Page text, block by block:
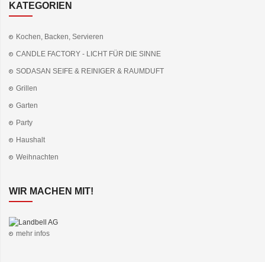
KATEGORIEN
Kochen, Backen, Servieren
CANDLE FACTORY - LICHT FÜR DIE SINNE
SODASAN SEIFE & REINIGER & RAUMDUFT
Grillen
Garten
Party
Haushalt
Weihnachten
WIR MACHEN MIT!
mehr infos